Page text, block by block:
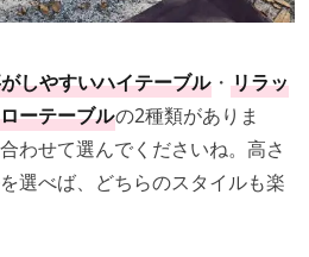
しやすいハイテーブル ・ リラッ
ーテーブルの2種類がありま
わせて選んでくださいね。高さ
選べば、どちらのスタイルも楽